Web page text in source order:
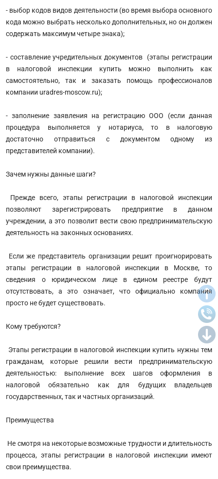
- выбор кодов видов деятельности (во время выбора основного
кода можно выбрать несколько дополнительных, но он должен
содержать максимум четыре знака);
- составление учредительных документов (этапы регистрации
в налоговой инспекции купить можно выполнить как
самостоятельно, так и заказать помощь профессионалов
компании uradres-moscow.ru);
- заполнение заявления на регистрацию ООО (если данная
процедура выполняется у нотариуса, то в налоговую
достаточно отправиться с документом одному из
представителей компании).
Зачем нужны данные шаги?
Прежде всего, этапы регистрации в налоговой инспекции
позволяют зарегистрировать предприятие в данном
учреждении, а это позволит вести свою предпринимательскую
деятельность на законных основаниях.
Если же представитель организации решит проигнорировать
этапы регистрации в налоговой инспекции в Москве, то
сведения о юридическом лице в едином реестре будут
отсутствовать, а это означает, что официально компания
просто не будет существовать.
Кому требуются?
Этапы регистрации в налоговой инспекции купить нужны тем
гражданам, которые решили вести предпринимательскую
деятельностью: выполнение всех шагов оформления в
налоговой обязательно как для будущих владельцев
государственных, так и частных организаций.
Преимущества
Не смотря на некоторые возможные трудности и длительность
процесса, этапы регистрации в налоговой инспекции имеют
свои преимущества.